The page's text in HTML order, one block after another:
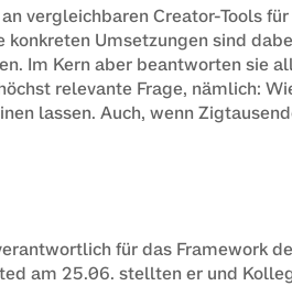
vergleichbaren Creator-Tools
Umsetzungen sind
Im Kern aber beantworten sie
relevante Frage, nämlich:
lassen. Auch, wenn
für das Framework
am 25.06. stellten er und